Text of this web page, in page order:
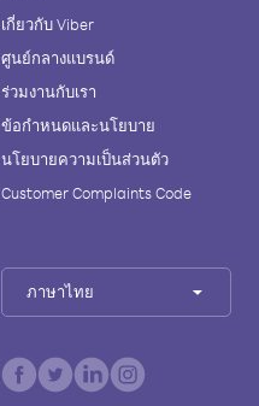
เกี่ยวกับ Viber
ศูนย์กลางแบรนด์
ร่วมงานกับเรา
ข้อกำหนดและนโยบาย
นโยบายความเป็นส่วนตัว
Customer Complaints Code
ภาษาไทย